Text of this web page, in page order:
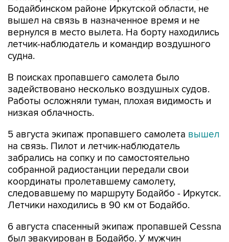
Бодайбинском районе Иркутской области, не
вышел на связь в назначенное время и не
вернулся в место вылета. На борту находились
летчик-наблюдатель и командир воздушного
судна.
В поисках пропавшего самолета было
задействовано несколько воздушных судов.
Работы осложняли туман, плохая видимость и
низкая облачность.
5 августа экипаж пропавшего самолета вышел
на связь. Пилот и летчик-наблюдатель
забрались на сопку и по самостоятельно
собранной радиостанции передали свои
координаты пролетавшему самолету,
следовавшему по маршруту Бодайбо - Иркутск.
Летчики находились в 90 км от Бодайбо.
6 августа спасенный экипаж пропавшей Cessna
был эвакуирован в Бодайбо. У мужчин